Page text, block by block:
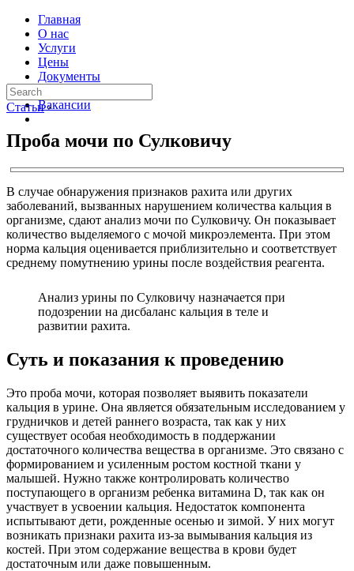
Главная
О нас
Услуги
Цены
Документы
Контакты
Вакансии
Статьи ›
Проба мочи по Сулковичу
В случае обнаружения признаков рахита или других
заболеваний, вызванных нарушением количества кальция в
организме, сдают анализ мочи по Сулковичу. Он показывает
количество выделяемого с мочой микроэлемента. При этом
норма кальция оценивается приблизительно и соответствует
среднему помутнению урины после воздействия реагента.
Анализ урины по Сулковичу назначается при
подозрении на дисбаланс кальция в теле и
развитии рахита.
Суть и показания к проведению
Это проба мочи, которая позволяет выявить показатели
кальция в урине. Она является обязательным исследованием у
грудничков и детей раннего возраста, так как у них
существует особая необходимость в поддержании
достаточного количества вещества в организме. Это связано с
формированием и усиленным ростом костной ткани у
малышей. Нужно также контролировать количество
поступающего в организм ребенка витамина D, так как он
участвует в усвоении кальция. Недостаток компонента
испытывают дети, рожденные осенью и зимой. У них могут
возникать признаки рахита из-за вымывания кальция из
костей. При этом содержание вещества в крови будет
достаточным или даже повышенным.